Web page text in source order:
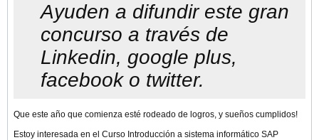
Ayuden a difundir este gran
concurso a través de
Linkedin, google plus,
facebook o twitter.
Que este año que comienza esté rodeado de logros, y sueños cumplidos!
Estoy interesada en el Curso Introducción a sistema informático SAP